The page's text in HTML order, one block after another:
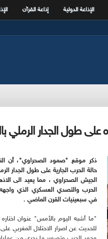
الإذاعة الدولية إذاعة القرآن
على طول الجدار الرملي
ذكر موقع "صمود الصحراوي"، أن
حالة الحرب الجارية على طول الجدار
الجيش الصحراوي ، مما يعيد الى
الحرب والتصدي العسكري الذي واجهه
في سبعينيات القرن الماضي .
"ما أشبه اليوم بالأمس" عنوان
للحديث عن اصرار الاحتلال المغربي